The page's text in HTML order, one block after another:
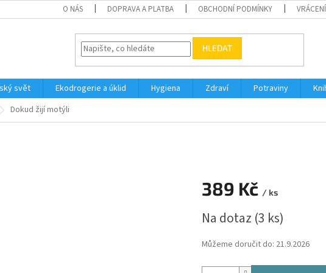
O NÁS DOPRAVA A PLATBA OBCHODNÍ PODMÍNKY
HLEDAT
svět Ekodrogerie a úklid Hygiena Zdraví Potraviny
Dokud žijí motýli
389 Kč / ks
cena:
Na dotaz (3 ks)
Můžeme doručit do: 21.9.2026